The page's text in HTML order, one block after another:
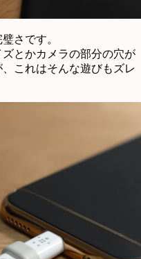
さです。
とかカメラの部分の穴が
これはそんな遊びもズレ